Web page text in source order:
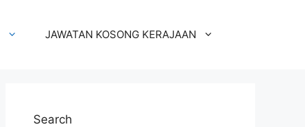
JAWATAN KOSONG KERAJAAN
Search